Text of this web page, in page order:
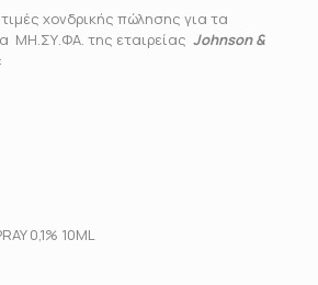
χονδρικής πώλησης για τα
ΜΗ.ΣΥ.ΦΑ. της εταιρείας Johnson &
0,1% 10ML